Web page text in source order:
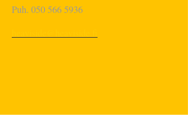
Puh. 050 566 5936